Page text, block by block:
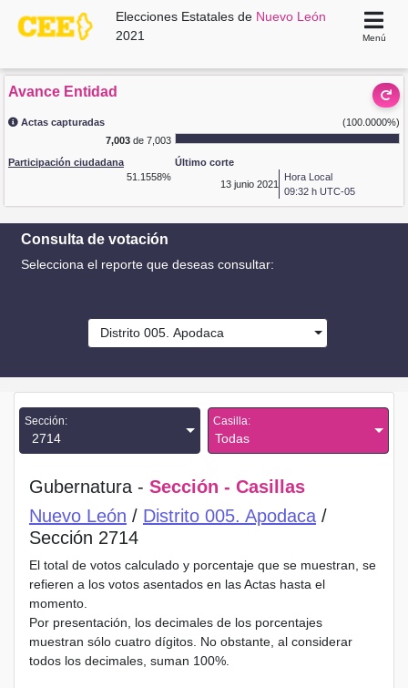
Elecciones Estatales de Nuevo León
2021
Menú
Avance Entidad
Actas capturadas
(100.0000%)
7,003de 7,003
Participación ciudadana
51.1558%
Último corte
13 junio 2021
Hora Local
09:32 h UTC-05
Consulta de votación
Selecciona el reporte que deseas consultar:
Distrito 005. Apodaca
Sección:
2714
Casilla:
Todas
Gubernatura - Sección - Casillas
Nuevo León / Distrito 005. Apodaca /
Sección 2714
El total de votos calculado y porcentaje que se muestran, se
refieren a los votos asentados en las Actas hasta el
momento.
Por presentación, los decimales de los porcentajes
muestran sólo cuatro dígitos. No obstante, al considerar
todos los decimales, suman 100%.